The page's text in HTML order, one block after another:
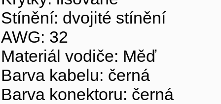
Stínění: dvojité stínění
AWG: 32
Materiál vodiče: Měď
Barva kabelu: černá
Barva konektoru: černá